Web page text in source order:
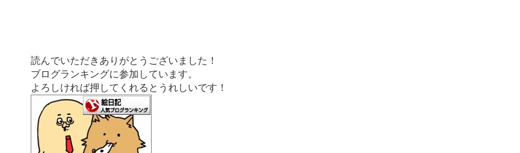
読んでいただきありがとうございました！
ブログランキングに参加しています。
よろしければ押してくれるとうれしいです！